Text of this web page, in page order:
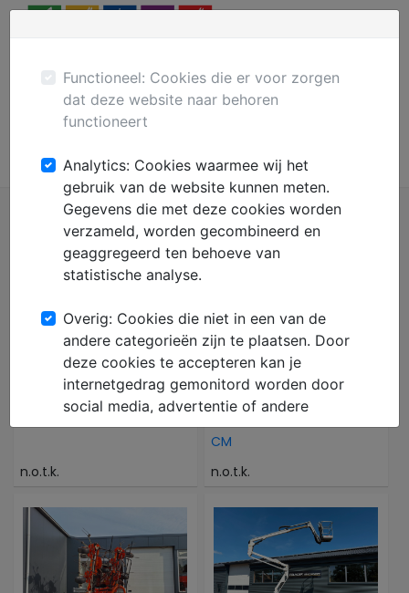
Plaats gratis advertentie
Mechanisatie
n.o.t.k.
CM
n.o.t.k.